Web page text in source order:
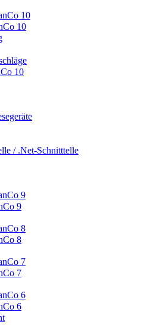
10
10
10
/ .Net-Schnitttelle
9
9
8
8
7
7
6
6